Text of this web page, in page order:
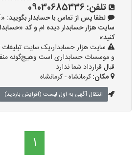
تلفن: 09030685336
لطفا پس از تماس با حسابدار بگویید:
کنید»
سایت هزار حسابدار،یک سایت
و موسسات حسابداری است وهیچ‌گونه
قبال قرارداد شما ندارد.
مکان:کرمانشاه - کرمانشاه
انتقال آگهی به اول لیست (افزایش بازدید)
1